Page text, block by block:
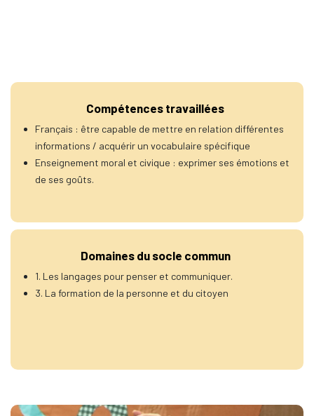
Compétences travaillées
Français : être capable de mettre en relation différentes
informations / acquérir un vocabulaire spécifique
Enseignement moral et civique : exprimer ses émotions et
de ses goûts.
Domaines du socle commun
1. Les langages pour penser et communiquer.
3. La formation de la personne et du citoyen